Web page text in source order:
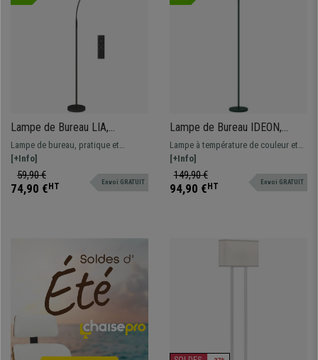
Lampe de Bureau LIA,
Dimensions Ø22x175 cm, avec
Télécommande et Commande
Tactile, Minuterie, Noir
Lampe de bureau, pratique et
fonctionnelle, design moderne, avec
télécommande.
[+Info]
59,90 €
74,90 € HT Envoi GRATUIT
Lampe de Bureau IDEON,
Design Rétro Intemporel,
Dimensions Ø30 x 155 cm,
Vert
Lampe à température de couleur et
intensité réglables, avec
télécommande magnétique.
[+Info]
149,90 €
94,90 € HT Envoi GRATUIT